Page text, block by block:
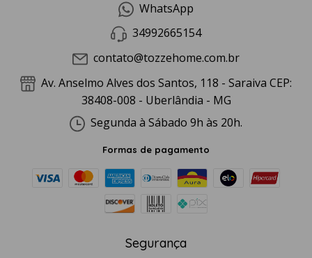
WhatsApp
34992665154
contato@tozzehome.com.br
Av. Anselmo Alves dos Santos, 118 - Saraiva CEP:
38408-008 - Uberlândia - MG
Segunda à Sábado 9h às 20h.
Formas de pagamento
Segurança